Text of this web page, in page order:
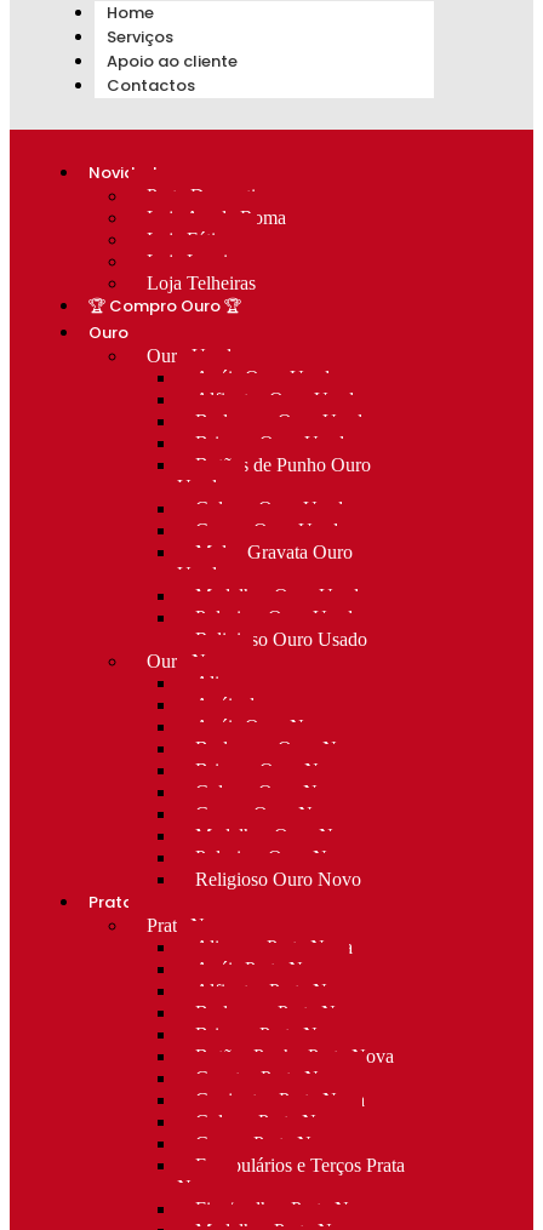
Home
Serviços
Apoio ao cliente
Contactos
Novidades
Prata Decorativa
Loja Av. de Roma
Loja Fátima
Loja Lumiar
Loja Telheiras
🏆 Compro Ouro 🏆
Ouro
Ouro Usado
Anéis Ouro Usado
Alfinetes Ouro Usado
Berloques Ouro Usado
Brincos Ouro Usado
Botões de Punho Ouro
Usado
Colares Ouro Usado
Cruzes Ouro Usado
Molas Gravata Ouro
Usado
Medalhas Ouro Usado
Pulseiras Ouro Usado
Religioso Ouro Usado
Ouro Novo
Alianças
Anéis de curso
Anéis Ouro Novo
Berloques Ouro Novo
Brincos Ouro Novo
Colares Ouro Novo
Cruzes Ouro Novo
Medalhas Ouro Novo
Pulseiras Ouro Novo
Religioso Ouro Novo
Prata
Prata Nova
Alianças Prata Nova
Anéis Prata Nova
Alfinetes Prata Nova
Berloques Prata Nova
Brincos Prata Nova
Botões Punho Prata Nova
Canetas Prata Nova
Conjuntos Prata Nova
Colares Prata Nova
Cruzes Prata Nova
Escapulários e Terços Prata
Nova
Fios/malhas Prata Nova